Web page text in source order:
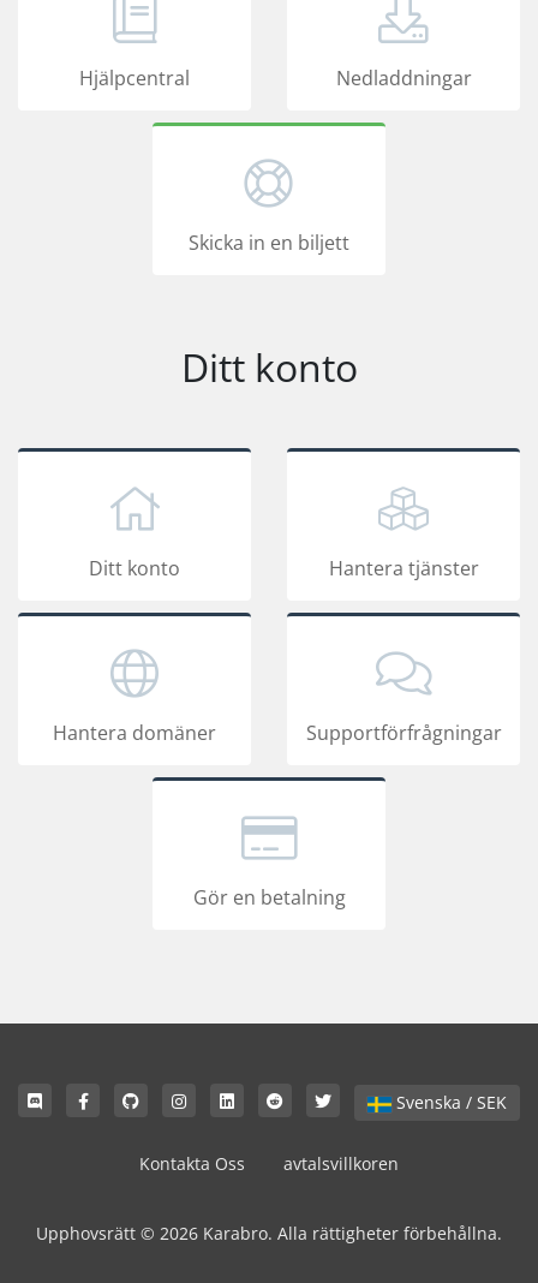
Hjälpcentral Nedladdningar
Skicka in en biljett
Ditt konto
Ditt konto Hantera tjänster
Hantera domäner Supportförfrågningar
Gör en betalning
Svenska / SEK
Kontakta Oss avtalsvillkoren
Upphovsrätt © 2026 Karabro. Alla rättigheter förbehållna.